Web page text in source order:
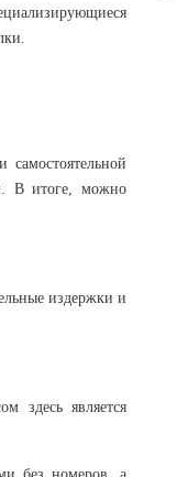
В итоге, можно
издержки и
здесь является